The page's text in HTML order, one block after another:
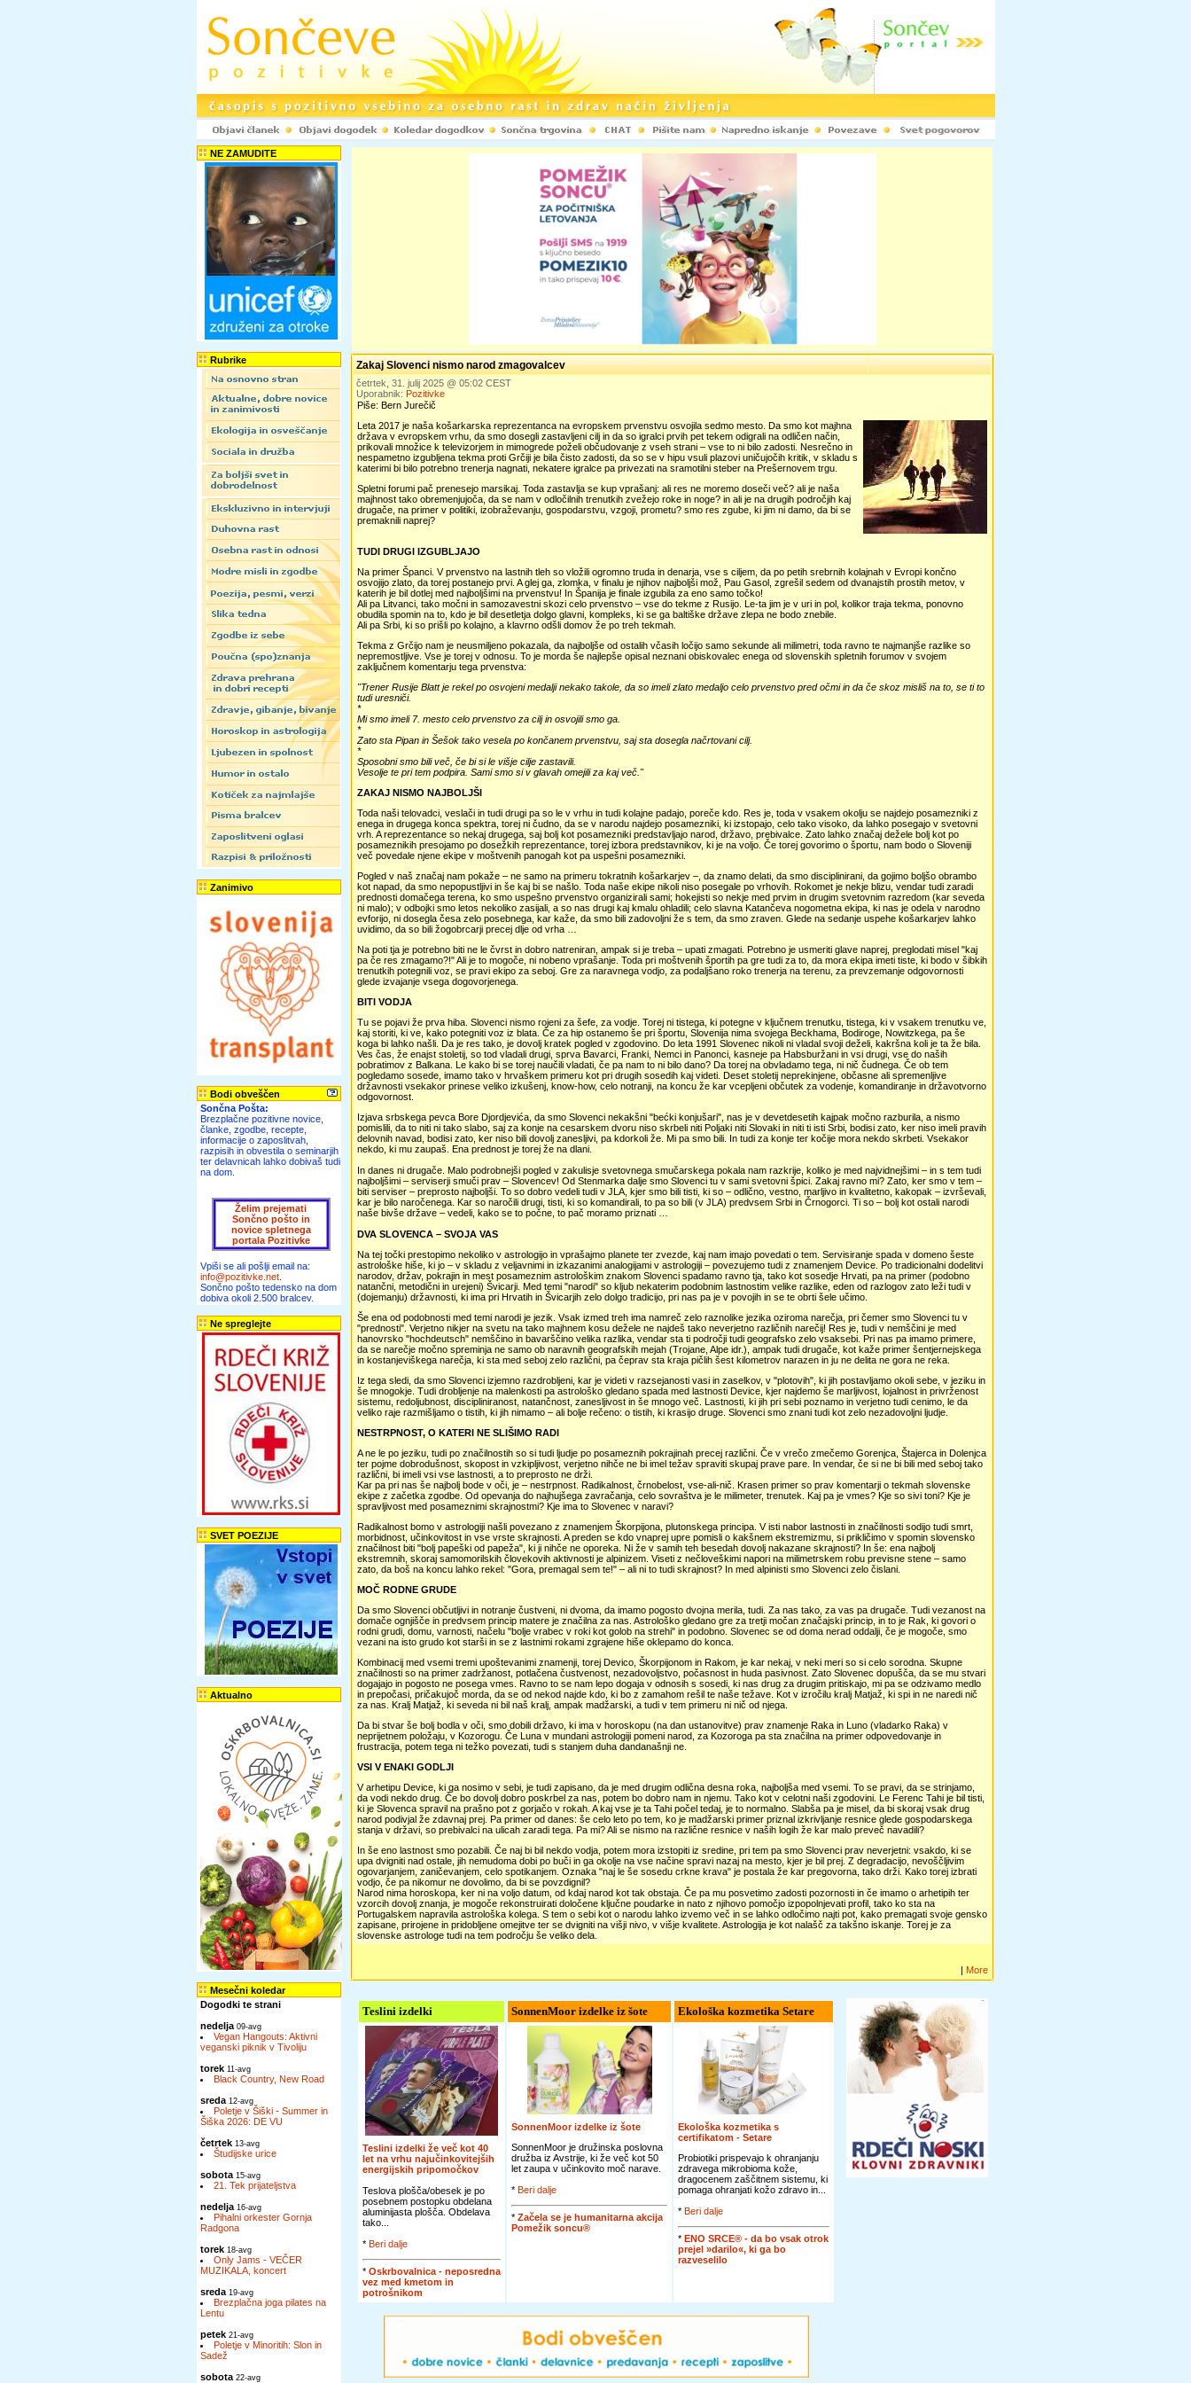
NE ZAMUDITE
Rubrike
Zanimivo
Bodi obveščen
Sončna Pošta:
Brezplačne pozitivne novice,
članke, zgodbe, recepte,
informacije o zaposlitvah,
razpisih in obvestila o seminarjih
ter delavnicah lahko dobivaš tudi
na dom.
Želim prejemati
Sončno pošto in
novice spletnega
portala Pozitivke
Vpiši se ali pošlji email na:
info@pozitivke.net
Sončno pošto tedensko na dom
dobiva okoli 2.500 bralcev.
Ne spreglejte
SVET POEZIJE
Aktualno
Mesečni koledar
Dogodki te strani
nedelja 09-avg
Vegan Hangouts: Aktivni
veganski piknik v Tivoliju
torek 11-avg
Black Country, New Road
sreda 12-avg
Poletje v Šiški - Summer in
Šiška 2026: DE VU
četrtek 13-avg
Študijske urice
sobota 15-avg
21. Tek prijateljstva
nedelja 16-avg
Pihalni orkester Gornja
Radgona
torek 18-avg
Only Jams - VEČER
MUZIKALA, koncert
sreda 19-avg
Brezplačna joga pilates na
Lentu
petek 21-avg
Poletje v Minoritih: Slon in
Sadež
sobota 22-avg
Zakaj Slovenci nismo narod zmagovalcev
četrtek, 31. julij 2025 @ 05:02 CEST
Uporabnik: Pozitivke
Piše: Bern Jurečič
Leta 2017 je naša košarkarska reprezentanca na evropskem prvenstvu osvojila sedmo mesto. Da smo kot majhna
država v evropskem vrhu, da smo dosegli zastavljeni cilj in da so igralci prvih pet tekem odigrali na odličen način,
prikovali množice k televizorjem in mimogrede poželi občudovanje z vseh strani – vse to ni bilo zadosti. Nesrečno in
nespametno izgubljena tekma proti Grčiji je bila čisto zadosti, da so se v hipu vsuli plazovi uničujočih kritik, v skladu s
katerimi bi bilo potrebno trenerja nagnati, nekatere igralce pa privezati na sramotilni steber na Prešernovem trgu.
Spletni forumi pač prenesejo marsikaj. Toda zastavlja se kup vprašanj: ali res ne moremo doseči več? ali je naša
majhnost tako obremenjujoča, da se nam v odločilnih trenutkih zvežejo roke in noge? in ali je na drugih področjih kaj
drugače, na primer v politiki, izobraževanju, gospodarstvu, vzgoji, prometu? smo res zgube, ki jim ni damo, da bi se
premaknili naprej?
TUDI DRUGI IZGUBLJAJO
Na primer Španci. V prvenstvo na lastnih tleh so vložili ogromno truda in denarja, vse s ciljem, da po petih srebrnih kolajnah v Evropi končno
osvojijo zlato, da torej postanejo prvi. A glej ga, zlomka, v finalu je njihov najboljši mož, Pau Gasol, zgrešil sedem od dvanajstih prostih metov, v
katerih je bil dotlej med najboljšimi na prvenstvu! In Španija je finale izgubila za eno samo točko!
Ali pa Litvanci, tako močni in samozavestni skozi celo prvenstvo – vse do tekme z Rusijo. Le-ta jim je v uri in pol, kolikor traja tekma, ponovno
obudila spomin na to, kdo je bil desetletja dolgo glavni, kompleks, ki se ga baltiške države zlepa ne bodo znebile.
Ali pa Srbi, ki so prišli po kolajno, a klavrno odšli domov že po treh tekmah.
Tekma z Grčijo nam je neusmiljeno pokazala, da najboljše od ostalih včasih ločijo samo sekunde ali milimetri, toda ravno te najmanjše razlike so
nepremostljive. Vse je torej v odnosu. To je morda še najlepše opisal neznani obiskovalec enega od slovenskih spletnih forumov v svojem
zaključnem komentarju tega prvenstva:
"Trener Rusije Blatt je rekel po osvojeni medalji nekako takole, da so imeli zlato medaljo celo prvenstvo pred očmi in da če skoz misliš na to, se ti to
tudi uresniči.
*
Mi smo imeli 7. mesto celo prvenstvo za cilj in osvojili smo ga.
*
Zato sta Pipan in Šešok tako vesela po končanem prvenstvu, saj sta dosegla načrtovani cilj.
*
Sposobni smo bili več, če bi si le višje cilje zastavili.
Vesolje te pri tem podpira. Sami smo si v glavah omejili za kaj več."
ZAKAJ NISMO NAJBOLJŠI
Toda naši telovadci, veslači in tudi drugi pa so le v vrhu in tudi kolajne padajo, poreče kdo. Res je, toda v vsakem okolju se najdejo posamezniki z
enega in drugega konca spektra, torej ni čudno, da se v narodu najdejo posamezniki, ki izstopajo, celo tako visoko, da lahko posegajo v svetovni
vrh. A reprezentance so nekaj drugega, saj bolj kot posamezniki predstavljajo narod, državo, prebivalce. Zato lahko značaj dežele bolj kot po
posameznikih presojamo po dosežkih reprezentance, torej izbora predstavnikov, ki je na voljo. Če torej govorimo o športu, nam bodo o Sloveniji
več povedale njene ekipe v moštvenih panogah kot pa uspešni posamezniki.
Pogled v naš značaj nam pokaže – ne samo na primeru tokratnih košarkarjev –, da znamo delati, da smo disciplinirani, da gojimo boljšo obrambo
kot napad, da smo nepopustljivi in še kaj bi se našlo. Toda naše ekipe nikoli niso posegale po vrhovih. Rokomet je nekje blizu, vendar tudi zaradi
prednosti domačega terena, ko smo uspešno prvenstvo organizirali sami; hokejisti so nekje med prvim in drugim svetovnim razredom (kar seveda
ni malo); v odbojki smo letos nekoliko zasijali, a so nas drugi kaj kmalu ohladili; celo slavna Katančeva nogometna ekipa, ki nas je odela v narodno
evforijo, ni dosegla česa zelo posebnega, kar kaže, da smo bili zadovoljni že s tem, da smo zraven. Glede na sedanje uspehe košarkarjev lahko
uvidimo, da so bili žogobrcarji precej dlje od vrha …
Na poti tja je potrebno biti ne le čvrst in dobro natreniran, ampak si je treba – upati zmagati. Potrebno je usmeriti glave naprej, preglodati misel "kaj
pa če res zmagamo?!" Ali je to mogoče, ni nobeno vprašanje. Toda pri moštvenih športih pa gre tudi za to, da mora ekipa imeti tiste, ki bodo v šibkih
trenutkih potegnili voz, se pravi ekipo za seboj. Gre za naravnega vodjo, za podaljšano roko trenerja na terenu, za prevzemanje odgovornosti
glede izvajanje vsega dogovorjenega.
BITI VODJA
Tu se pojavi že prva hiba. Slovenci nismo rojeni za šefe, za vodje. Torej ni tistega, ki potegne v ključnem trenutku, tistega, ki v vsakem trenutku ve,
kaj storiti, ki ve, kako potegniti voz iz blata. Če za hip ostanemo še pri športu, Slovenija nima svojega Beckhama, Bodiroge, Nowitzkega, pa še
koga bi lahko našli. Da je res tako, je dovolj kratek pogled v zgodovino. Do leta 1991 Slovenec nikoli ni vladal svoji deželi, kakršna koli je ta že bila.
Ves čas, že enajst stoletij, so tod vladali drugi, sprva Bavarci, Franki, Nemci in Panonci, kasneje pa Habsburžani in vsi drugi, vse do naših
pobratimov z Balkana. Le kako bi se torej naučili vladati, če pa nam to ni bilo dano? Da torej na obvladamo tega, ni nič čudnega. Če ob tem
pogledamo sosede, imamo tako v hrvaškem primeru kot pri drugih sosedih kaj videti. Deset stoletij neprekinjene, občasne ali spremenljive
državnosti vsekakor prinese veliko izkušenj, know-how, celo notranji, na koncu že kar vcepljeni občutek za vodenje, komandiranje in državotvorno
odgovornost.
Izjava srbskega pevca Bore Djordjevića, da smo Slovenci nekakšni "bećki konjušari", nas je v devetdesetih kajpak močno razburila, a nismo
pomislili, da to niti ni tako slabo, saj za konje na cesarskem dvoru niso skrbeli niti Poljaki niti Slovaki in niti ti isti Srbi, bodisi zato, ker niso imeli pravih
delovnih navad, bodisi zato, ker niso bili dovolj zanesljivi, pa kdorkoli že. Mi pa smo bili. In tudi za konje ter kočije mora nekdo skrbeti. Vsekakor
nekdo, ki mu zaupaš. Ena prednost je torej že na dlani.
In danes ni drugače. Malo podrobnejši pogled v zakulisje svetovnega smučarskega pokala nam razkrije, koliko je med najvidnejšimi – in s tem tudi
najboljšimi – serviserji smuči prav – Slovencev! Od Stenmarka dalje smo Slovenci tu v sami svetovni špici. Zakaj ravno mi? Zato, ker smo v tem –
biti serviser – preprosto najboljši. To so dobro vedeli tudi v JLA, kjer smo bili tisti, ki so – odlično, vestno, marljivo in kvalitetno, kakopak – izvrševali,
kar je bilo naročenega. Kar so naročili drugi, tisti, ki so komandirali, to pa so bili (v JLA) predvsem Srbi in Črnogorci. Ti so – bolj kot ostali narodi
naše bivše države – vedeli, kako se to počne, to pač moramo priznati …
DVA SLOVENCA – SVOJA VAS
Na tej točki prestopimo nekoliko v astrologijo in vprašajmo planete ter zvezde, kaj nam imajo povedati o tem. Servisiranje spada v domeno šeste
astrološke hiše, ki jo – v skladu z veljavnimi in izkazanimi analogijami v astrologiji – povezujemo tudi z znamenjem Device. Po tradicionalni dodelitvi
narodov, držav, pokrajin in mest posameznim astrološkim znakom Slovenci spadamo ravno tja, tako kot sosedje Hrvati, pa na primer (podobno
natančni, metodični in urejeni) Švicarji. Med temi "narodi" so kljub nekaterim podobnim lastnostim velike razlike, eden od razlogov zato leži tudi v
(dojemanju) državnosti, ki ima pri Hrvatih in Švicarjih zelo dolgo tradicijo, pri nas pa je v povojih in se te obrti šele učimo.
Še ena od podobnosti med temi narodi je jezik. Vsak izmed treh ima namreč zelo raznolike jezika oziroma narečja, pri čemer smo Slovenci tu v
"prednosti". Verjetno nikjer na svetu na tako majhnem kosu dežele ne najdeš tako neverjetno različnih narečij! Res je, tudi v nemščini je med
hanovrsko "hochdeutsch" nemščino in bavarščino velika razlika, vendar sta ti področji tudi geografsko zelo vsaksebi. Pri nas pa imamo primere,
da se narečje močno spreminja ne samo ob naravnih geografskih mejah (Trojane, Alpe idr.), ampak tudi drugače, kot kaže primer šentjernejskega
in kostanjeviškega narečja, ki sta med seboj zelo različni, pa čeprav sta kraja pičlih šest kilometrov narazen in ju ne delita ne gora ne reka.
Iz tega sledi, da smo Slovenci izjemno razdrobljeni, kar je videti v razsejanosti vasi in zaselkov, v "plotovih", ki jih postavljamo okoli sebe, v jeziku in
še mnogokje. Tudi drobljenje na malenkosti pa astrološko gledano spada med lastnosti Device, kjer najdemo še marljivost, lojalnost in privrženost
sistemu, redoljubnost, discipliniranost, natančnost, zanesljivost in še mnogo več. Lastnosti, ki jih pri sebi poznamo in verjetno tudi cenimo, le da
veliko raje razmišljamo o tistih, ki jih nimamo – ali bolje rečeno: o tistih, ki krasijo druge. Slovenci smo znani tudi kot zelo nezadovoljni ljudje.
NESTRPNOST, O KATERI NE SLIŠIMO RADI
A ne le po jeziku, tudi po značilnostih so si tudi ljudje po posameznih pokrajinah precej različni. Če v vrečo zmečemo Gorenjca, Štajerca in Dolenjca
ter pojme dobrodušnost, skopost in vzkipljivost, verjetno nihče ne bi imel težav spraviti skupaj prave pare. In vendar, če si ne bi bili med seboj tako
različni, bi imeli vsi vse lastnosti, a to preprosto ne drži.
Kar pa pri nas še najbolj bode v oči, je – nestrpnost. Radikalnost, črnobelost, vse-ali-nič. Krasen primer so prav komentarji o tekmah slovenske
ekipe z začetka zgodbe. Od opevanja do najhujšega zavračanja, celo sovraštva je le milimeter, trenutek. Kaj pa je vmes? Kje so sivi toni? Kje je
spravljivost med posameznimi skrajnostmi? Kje ima to Slovenec v naravi?
Radikalnost bomo v astrologiji našli povezano z znamenjem Škorpijona, plutonskega principa. V isti nabor lastnosti in značilnosti sodijo tudi smrt,
morbidnost, učinkovitost in vse vrste skrajnosti. A preden se kdo vnaprej upre pomisli o kakšnem ekstremizmu, si prikličimo v spomin slovensko
značilnost biti "bolj papeški od papeža", ki ji nihče ne oporeka. Ni že v samih teh besedah dovolj nakazane skrajnosti? In še: ena najbolj
ekstremnih, skoraj samomorilskih človekovih aktivnosti je alpinizem. Viseti z nečloveškimi napori na milimetrskem robu previsne stene – samo
zato, da boš na koncu lahko rekel: "Gora, premagal sem te!" – ali ni to tudi skrajnost? In med alpinisti smo Slovenci zelo čislani.
MOČ RODNE GRUDE
Da smo Slovenci občutljivi in notranje čustveni, ni dvoma, da imamo pogosto dvojna merila, tudi. Za nas tako, za vas pa drugače. Tudi vezanost na
domače ognjišče in predvsem princip matere je značilna za nas. Astrološko gledano gre za tretji močan značajski princip, in to je Rak, ki govori o
rodni grudi, domu, varnosti, načelu "bolje vrabec v roki kot golob na strehi" in podobno. Slovenec se od doma nerad oddalji, če je mogoče, smo
vezani na isto grudo kot starši in se z lastnimi rokami zgrajene hiše oklepamo do konca.
Kombinacij med vsemi tremi upoštevanimi znamenji, torej Devico, Škorpijonom in Rakom, je kar nekaj, v neki meri so si celo sorodna. Skupne
značilnosti so na primer zadržanost, potlačena čustvenost, nezadovoljstvo, počasnost in huda pasivnost. Zato Slovenec dopušča, da se mu stvari
dogajajo in pogosto ne posega vmes. Ravno to se nam lepo dogaja v odnosih s sosedi, ki nas drug za drugim pritiskajo, mi pa se odzivamo medlo
in prepočasi, pričakujoč morda, da se od nekod najde kdo, ki bo z zamahom rešil te naše težave. Kot v izročilu kralj Matjaž, ki spi in ne naredi nič
za nas. Kralj Matjaž, ki seveda ni bil naš kralj, ampak madžarski, a tudi v tem primeru ni nič od njega.
Da bi stvar še bolj bodla v oči, smo dobili državo, ki ima v horoskopu (na dan ustanovitve) prav znamenje Raka in Luno (vladarko Raka) v
neprijetnem položaju, v Kozorogu. Če Luna v mundani astrologiji pomeni narod, za Kozoroga pa sta značilna na primer odpovedovanje in
frustracija, potem tega ni težko povezati, tudi s stanjem duha dandanašnji ne.
VSI V ENAKI GODLJI
V arhetipu Device, ki ga nosimo v sebi, je tudi zapisano, da je med drugim odlična desna roka, najboljša med vsemi. To se pravi, da se strinjamo,
da vodi nekdo drug. Če bo dovolj dobro poskrbel za nas, potem bo dobro nam in njemu. Tako kot v celotni naši zgodovini. Le Ferenc Tahi je bil tisti,
ki je Slovenca spravil na prašno pot z gorjačo v rokah. A kaj vse je ta Tahi počel tedaj, je to normalno. Slabša pa je misel, da bi skoraj vsak drug
narod podivjal že zdavnaj prej. Pa primer od danes: še celo leto po tem, ko je madžarski primer priznal izkrivljanje resnice glede gospodarskega
stanja v državi, so prebivalci na ulicah zaradi tega. Pa mi? Ali se nismo na različne resnice v naših logih že kar malo preveč navadili?
In še eno lastnost smo pozabili. Če naj bi bil nekdo vodja, potem mora izstopiti iz sredine, pri tem pa smo Slovenci prav neverjetni: vsakdo, ki se
upa dvigniti nad ostale, jih nemudoma dobi po buči in ga okolje na vse načine spravi nazaj na mesto, kjer je bil prej. Z degradacijo, nevoščljivim
ogovarjanjem, zaničevanjem, celo spotikanjem. Oznaka "naj le še sosedu crkne krava" je postala že kar pregovorna, tako drži. Kako torej izbrati
vodjo, če pa nikomur ne dovolimo, da bi se povzdignil?
Narod nima horoskopa, ker ni na voljo datum, od kdaj narod kot tak obstaja. Če pa mu posvetimo zadosti pozornosti in če imamo o arhetipih ter
vzorcih dovolj znanja, je mogoče rekonstruirati določene ključne poudarke in nato z njihovo pomočjo izpopolnjevati profil, tako ko sta na
Portugalskem napravila astrološka kolega. S tem o sebi kot o narodu lahko izvemo več in se lahko odločimo najti pot, kako premagati svoje gensko
zapisane, prirojene in pridobljene omejitve ter se dvigniti na višji nivo, v višje kvalitete. Astrologija je kot nalašč za takšno iskanje. Torej je za
slovenske astrologe tudi na tem področju še veliko dela.
| More
Teslini izdelki
Teslini izdelki že več kot 40
let na vrhu najučinkovitejših
energijskih pripomočkov
Teslova plošča/obesek je po
posebnem postopku obdelana
aluminijasta plošča. Obdelava
tako...
* Beri dalje
* Oskrbovalnica - neposredna
vez med kmetom in
potrošnikom
SonnenMoor izdelke iz šote
SonnenMoor izdelke iz šote
SonnenMoor je družinska poslovna
družba iz Avstrije, ki že več kot 50
let zaupa v učinkovito moč narave.
* Beri dalje
* Začela se je humanitarna akcija
Pomežik soncu®
Ekološka kozmetika Setare
Ekološka kozmetika s
certifikatom - Setare
Probiotiki prispevajo k ohranjanju
zdravega mikrobioma kože,
dragocenem zaščitnem sistemu, ki
pomaga ohranjati kožo zdravo in...
* Beri dalje
* ENO SRCE® - da bo vsak otrok
prejel »darilo«, ki ga bo
razveselilo